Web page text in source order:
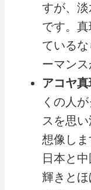
すが、
です。
ている
ーマンス
アコヤ
くの人
スを思
想像し
日本と
輝きと